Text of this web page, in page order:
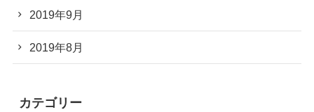
2019年9月
2019年8月
カテゴリー